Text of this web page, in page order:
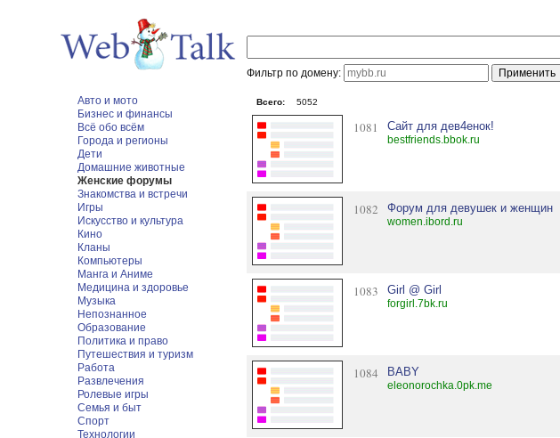
Фильтр по домену:
Авто и мото
Бизнес и финансы
Всё обо всём
Города и регионы
Дети
Домашние животные
Женские форумы
Знакомства и встречи
Игры
Искусство и культура
Кино
Кланы
Компьютеры
Манга и Аниме
Медицина и здоровье
Музыка
Непознанное
Образование
Политика и право
Путешествия и туризм
Работа
Развлечения
Ролевые игры
Семья и быт
Спорт
Технологии
Всего: 5052
1081 Сайт для дев4енок!
bestfriends.bbok.ru
1082 Форум для девушек и женщин
women.ibord.ru
1083 Girl @ Girl
forgirl.7bk.ru
1084 BABY
eleonorochka.0pk.me